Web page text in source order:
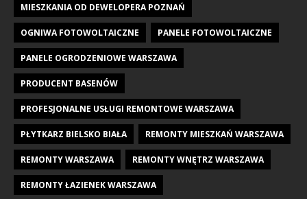
MIESZKANIA OD DEWELOPERA POZNAŃ
OGNIWA FOTOWOLTAICZNE PANELE FOTOWOLTAICZNE
PANELE OGRODZENIOWE WARSZAWA
PRODUCENT BASENÓW
PROFESJONALNE USŁUGI REMONTOWE WARSZAWA
PŁYTKARZ BIELSKO BIAŁA REMONTY MIESZKAŃ WARSZAWA
REMONTY WARSZAWA REMONTY WNĘTRZ WARSZAWA
REMONTY ŁAZIENEK WARSZAWA